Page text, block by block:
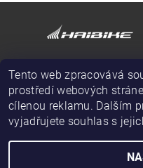
Tento web zpracovává
prostředí webových
cílenou reklamu. Dalším
vyjadřujete souhlas s